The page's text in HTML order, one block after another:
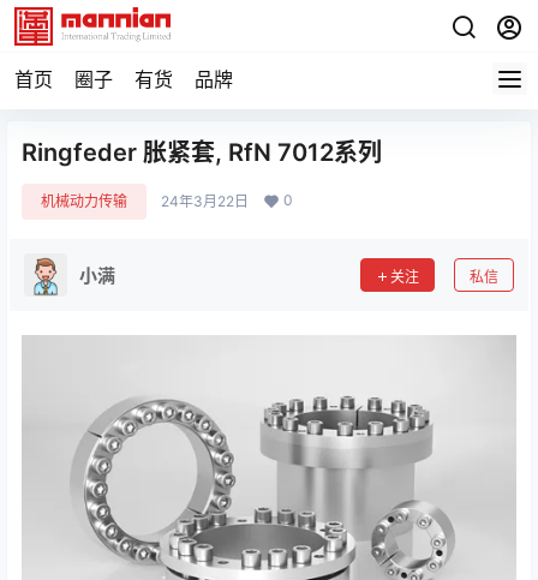
首页 圈子 有货 品牌
Ringfeder 胀紧套, RfN 7012系列
机械动力传输 24年3月22日 0
小满 关注 私信